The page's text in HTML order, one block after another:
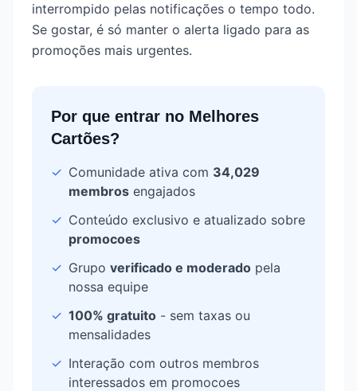
interrompido pelas notificações o tempo todo.
Se gostar, é só manter o alerta ligado para as
promoções mais urgentes.
Por que entrar no Melhores
Cartões?
✓ Comunidade ativa com 34,029
membros engajados
✓ Conteúdo exclusivo e atualizado sobre
promocoes
✓ Grupo verificado e moderado pela
nossa equipe
✓ 100% gratuito - sem taxas ou
mensalidades
✓ Interação com outros membros
interessados em promocoes